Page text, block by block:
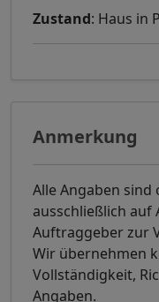
Zustand: Haus in
Anmerkung
Alle Angaben
ausschließlich auf
Auftraggeber zur
Wir übernehmen
Vollständigkeit,
Angaben.